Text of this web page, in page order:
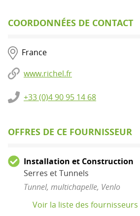
COORDONNÉES DE CONTACT
France
www.richel.fr
+33 (0)4 90 95 14 68
OFFRES DE CE FOURNISSEUR
Installation et Construction
Serres et Tunnels
Tunnel, multichapelle, Venlo
Voir la liste des